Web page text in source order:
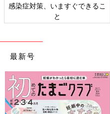
感染症対策、いますぐできるこ
と
最新号